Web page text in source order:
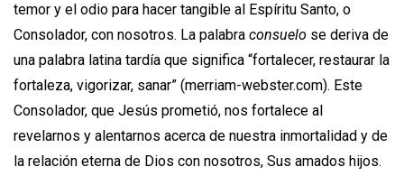
temor y el odio para hacer tangible al Espíritu Santo, o
Consolador, con nosotros. La palabra consuelo se deriva de
una palabra latina tardía que significa “fortalecer, restaurar la
fortaleza, vigorizar, sanar” (merriam-webster.com). Este
Consolador, que Jesús prometió, nos fortalece al
revelarnos y alentarnos acerca de nuestra inmortalidad y de
la relación eterna de Dios con nosotros, Sus amados hijos.